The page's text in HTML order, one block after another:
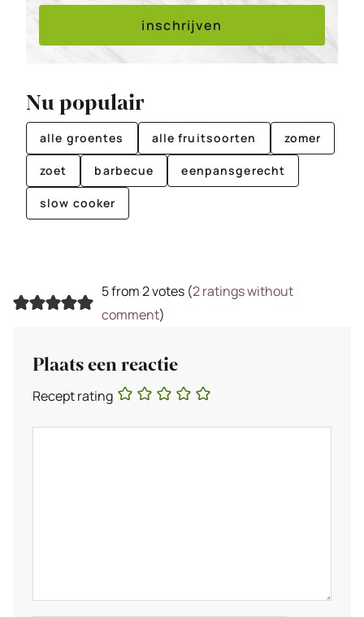
inschrijven
Nu populair
alle groentes alle fruitsoorten zomer
zoet barbecue eenpansgerecht
slow cooker
5 from 2 votes (2 ratings without
comment)
Plaats een reactie
Recept rating